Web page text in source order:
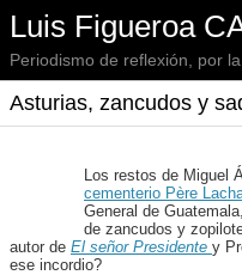
Luis Figueroa
Periodismo de reflexión, por
Asturias, zancudos y
Los restos de Miguel
cementerio Père
General de
de zancudos y
autor de El señor Presidente y
ese incordio?